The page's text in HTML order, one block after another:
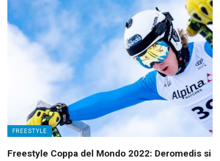
FREESTYLE
Freestyle Coppa del Mondo 2022: Deromedis si